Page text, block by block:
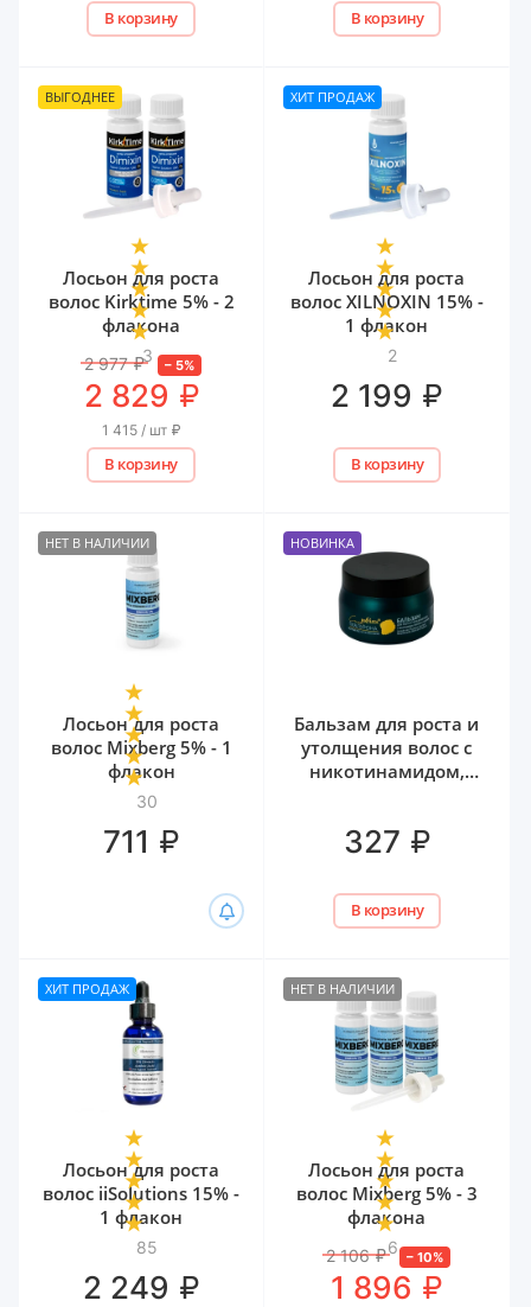
В корзину В корзину
ВЫГОДНЕЕ
3
Лосьон для роста
волос Kirktime 5% - 2
флакона
2 977 ₽ –5%
2 829 ₽
1 415 / шт ₽
В корзину
ХИТ ПРОДАЖ
2
Лосьон для роста
волос XILNOXIN 15% -
1 флакон
2 199 ₽
В корзину
НЕТ В НАЛИЧИИ
30
Лосьон для роста
волос Mixberg 5% - 1
флакон
711 ₽
НОВИНКА
Бальзам для роста и
утолщения волос с
никотинамидом,
300 мл
327 ₽
В корзину
ХИТ ПРОДАЖ
85
Лосьон для роста
волос iiSolutions 15% -
1 флакон
2 249 ₽
НЕТ В НАЛИЧИИ
6
Лосьон для роста
волос Mixberg 5% - 3
флакона
2 106 ₽ –10%
1 896 ₽